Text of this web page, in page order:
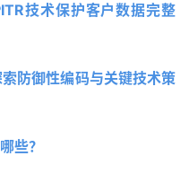
技术保护客户数据完整
防御性编码与关键技术策
些？